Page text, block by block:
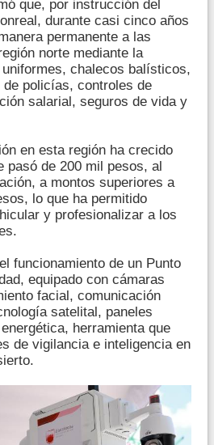
que, por instrucción del
durante casi cinco años
permanente a las
norte mediante la
chalecos balísticos,
policías, controles de
salarial, seguros de vida y
en esta región ha crecido
pasó de 200 mil pesos, al
a montos superiores a
lo que ha permitido
y profesionalizar a los
funcionamiento de un Punto
equipado con cámaras
facial, comunicación
satelital, paneles
herramienta que
de vigilancia e inteligencia en